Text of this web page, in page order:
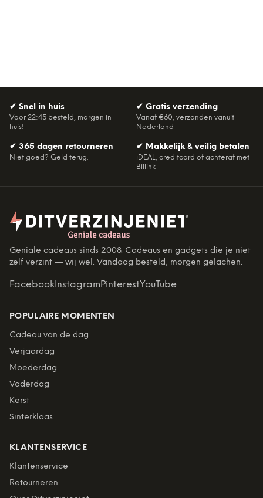
✔ Snel in huis
Voor 22:45 besteld, morgen in
huis!
✔ Gratis verzending
Vanaf €60, verzonden vanuit
Nederland
✔ 365 dagen retourneren
Niet goed? Geld terug.
✔ Makkelijk & veilig betalen
iDEAL, creditcard of achteraf met
Billink
Geniale cadeaus sinds 2008. Cadeaus en gadgets die je niet
zelf verzint — wij wel. Vandaag besteld, morgen gelachen.
Facebook InstagramPinterestYouTube
POPULAIRE MOMENTEN
Cadeau van de dag
Verjaardag
Moederdag
Vaderdag
Kerst
Sinterklaas
KLANTENSERVICE
Klantenservice
Retourneren